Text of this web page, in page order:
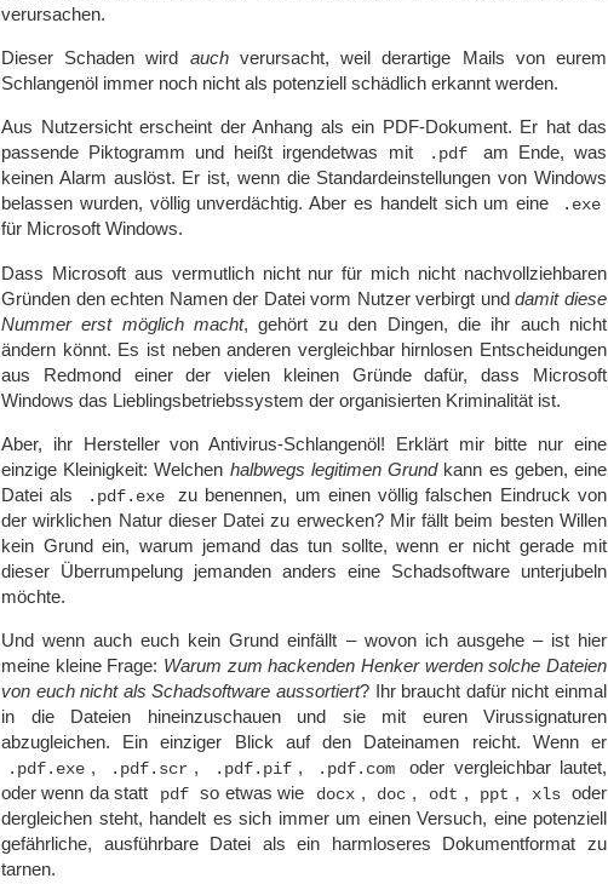
verursachen.
Dieser Schaden wird auchverursacht, weil derartige Mails von eurem
Schlangenöl immer noch nicht als potenziell schädlich erkannt werden.
Aus Nutzersicht erscheint der Anhang als ein PDF-Dokument. Er hat das
passende Piktogramm und heißt irgendetwas mit
.pdf
am Ende, was
keinen Alarm auslöst. Er ist, wenn die Standardeinstellungen von Windows
belassen wurden, völlig unverdächtig. Aber es handelt sich um eine
.exe
für Microsoft Windows.
Dass Microsoft aus vermutlich nicht nur für mich nicht nachvollziehbaren
Gründen den echten Namen der Datei vorm Nutzer verbirgt unddamit diese
Nummer erst möglich macht, gehört zu den Dingen, die ihr auch nicht
ändern könnt. Es ist neben anderen vergleichbar hirnlosen Entscheidungen
aus Redmond einer der vielen kleinen Gründe dafür, dass Microsoft
Windows das Lieblingsbetriebssystem der organisierten Kriminalität ist.
Aber, ihr Hersteller von Antivirus-Schlangenöl! Erklärt mir bitte nur eine
einzige Kleinigkeit: Welchen halbwegs legitimen Grundkann es geben, eine
Datei als
.pdf.exe
zu benennen, um einen völlig falschen Eindruck von
der wirklichen Natur dieser Datei zu erwecken? Mir fällt beim besten Willen
kein Grund ein, warum jemand das tun sollte, wenn er nicht gerade mit
dieser Überrumpelung jemanden anders eine Schadsoftware unterjubeln
möchte.
Und wenn auch euch kein Grund einfällt – wovon ich ausgehe – ist hier
meine kleine Frage: Warum zum hackenden Henker werden solche Dateien
von euch nicht als Schadsoftware aussortiert? Ihr braucht dafür nicht einmal
in die Dateien hineinzuschauen und sie mit euren Virussignaturen
abzugleichen. Ein einziger Blick auf den Dateinamen reicht. Wenn er
.pdf.exe , .pdf.scr , .pdf.pif , .pdf.com
oder vergleichbar lautet,
oder wenn da statt
pdf so etwas wie docx , doc , odt , ppt , xls oder
dergleichen steht, handelt es sich immer um einen Versuch, eine potenziell
gefährliche, ausführbare Datei als ein harmloseres Dokumentformat zu
tarnen.